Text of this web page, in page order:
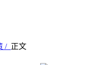
/ 正文